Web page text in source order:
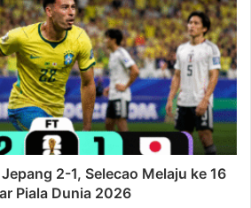
2-1, Selecao Melaju ke 16
Piala Dunia 2026